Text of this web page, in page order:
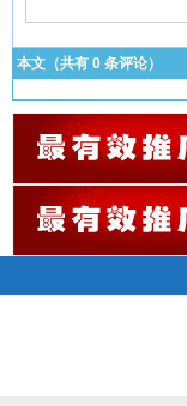
本文（共有 0 条评论）